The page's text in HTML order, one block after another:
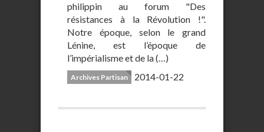
philippin au forum "Des
résistances à la Révolution !".
Notre époque, selon le grand
Lénine, est l’époque de
l’impérialisme et de la (…)
Archives Partisan 2014-01-22